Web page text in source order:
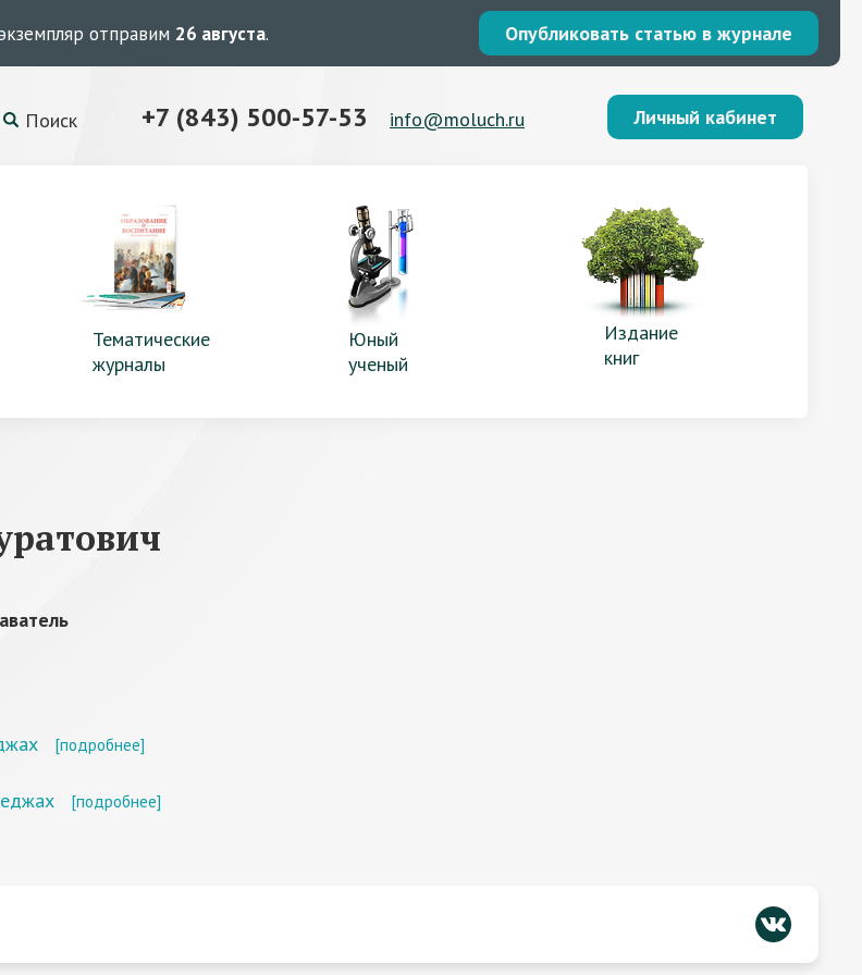
отправим 26 августа. Опубликовать статью в журнале
Поиск +7 (843) 500-57-53 info@moluch.ru Личный кабинет
Тематические
журналы
Юный
ученый
Издание
книг
[подробнее]
[подробнее]